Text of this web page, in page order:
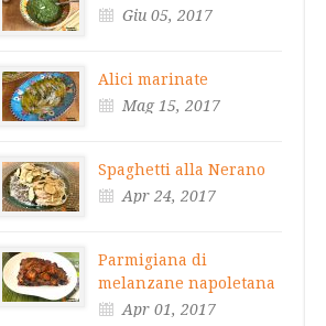
Giu 05, 2017
Alici marinate
Mag 15, 2017
Spaghetti alla Nerano
Apr 24, 2017
Parmigiana di
melanzane napoletana
Apr 01, 2017